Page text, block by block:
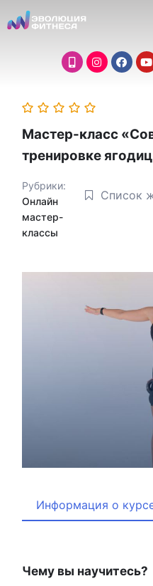
Мастер-класс
тренировке
Рубрики:
Онлайн
мастер-
классы
Список
Информация о
Чему вы научитесь?